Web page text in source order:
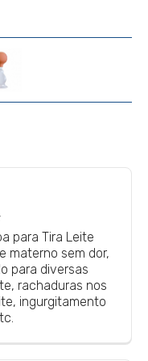
para Tira Leite
materno sem dor,
para diversas
rachaduras nos
ingurgitamento